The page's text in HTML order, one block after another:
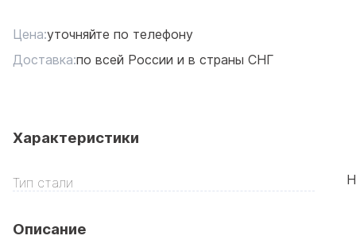
Цена:уточняйте по телефону
Доставка:по всей России и в страны СНГ
Характеристики
Тип стали
Описание